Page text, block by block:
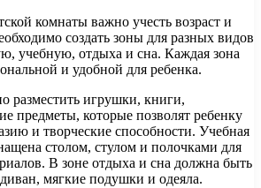
комнаты важно учесть возраст и
создать зоны для разных видов
учебную, отдыха и сна. Каждая зона
и удобной для ребенка.
разместить игрушки, книги,
предметы, которые позволят ребенку
и творческие способности. Учебная
столом, стулом и полочками для
В зоне отдыха и сна должна быть
мягкие подушки и одеяла.